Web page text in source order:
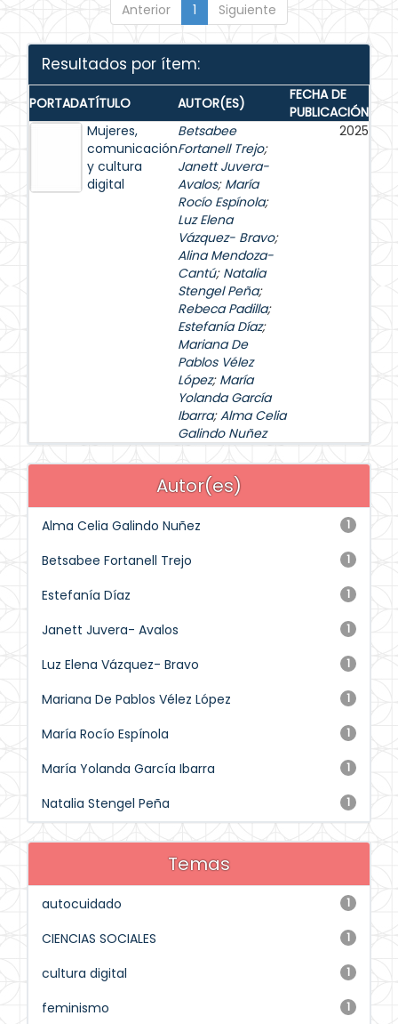
Anterior 1 Siguiente
Resultados por ítem:
PORTADATÍTULO AUTOR(ES)
FECHA DE
PUBLICACIÓN
Mujeres,
comunicación
y cultura
digital
Betsabee
Fortanell Trejo;
Janett Juvera-
Avalos; María
Rocío Espínola;
Luz Elena
Vázquez- Bravo;
Alina Mendoza-
Cantú; Natalia
Stengel Peña;
Rebeca Padilla;
Estefanía Díaz;
Mariana De
Pablos Vélez
López; María
Yolanda García
Ibarra;Alma Celia
Galindo Nuñez
2025
Autor(es)
1
Alma Celia Galindo Nuñez
1
Betsabee Fortanell Trejo
1
Estefanía Díaz
1
Janett Juvera- Avalos
1
Luz Elena Vázquez- Bravo
1
Mariana De Pablos Vélez López
1
María Rocío Espínola
1
María Yolanda García Ibarra
1
Natalia Stengel Peña
Temas
1
autocuidado
1
CIENCIAS SOCIALES
1
cultura digital
1
feminismo